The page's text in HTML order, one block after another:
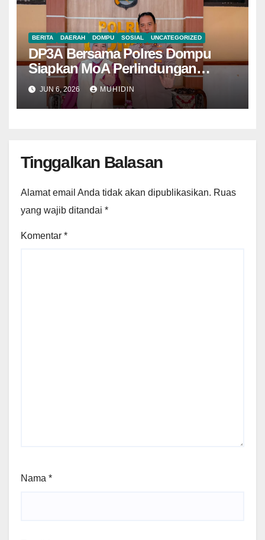
BERITA DAERAH DOMPU SOSIAL UNCATEGORIZED
DP3A Bersama Polres Dompu
Siapkan MoA Perlindungan
Perempuan dan Anak
JUN 6, 2026 MUHIDIN
Tinggalkan Balasan
Alamat email Anda tidak akan dipublikasikan. Ruas
yang wajib ditandai *
Komentar *
Nama *